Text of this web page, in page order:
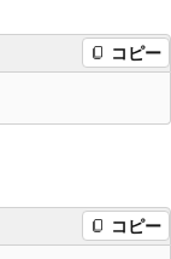
コピー
コピー